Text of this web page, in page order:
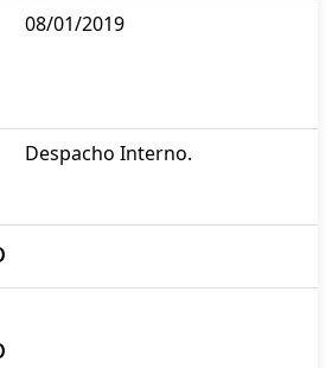
08/01/2019
Despacho Interno.